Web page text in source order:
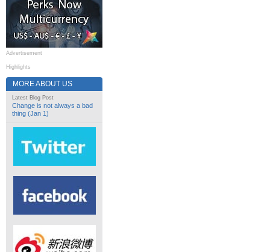
Advertisement
Highlights
MORE ABOUT US
Latest Blog Post
Change is not always a bad
thing (Jan 1)